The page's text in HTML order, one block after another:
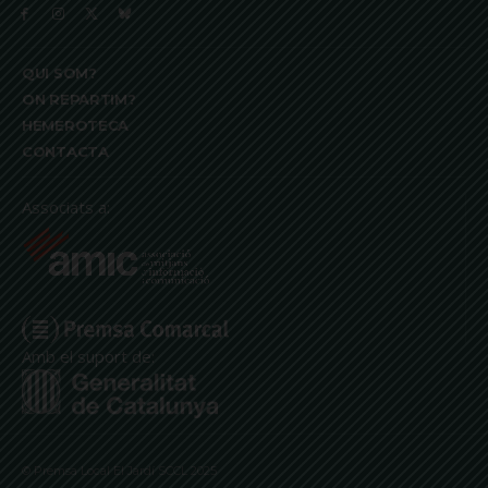
QUI SOM?
ON REPARTIM?
HEMEROTECA
CONTACTA
Associats a:
Amb el suport de:
© Premsa Local El Jardí SCCL 2025